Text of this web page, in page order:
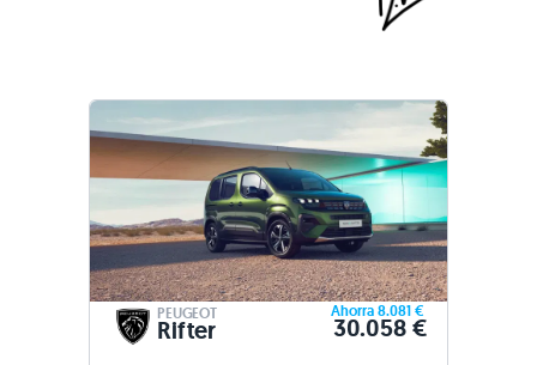
PEUGEOT
Rifter
Ahorra 8.081 €
30.058 €